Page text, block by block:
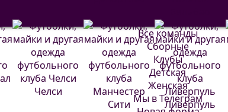
Челси
Ливерпуль
Все команды
Сборные
Клубы
Детская
Женская
Мы в Телеграм